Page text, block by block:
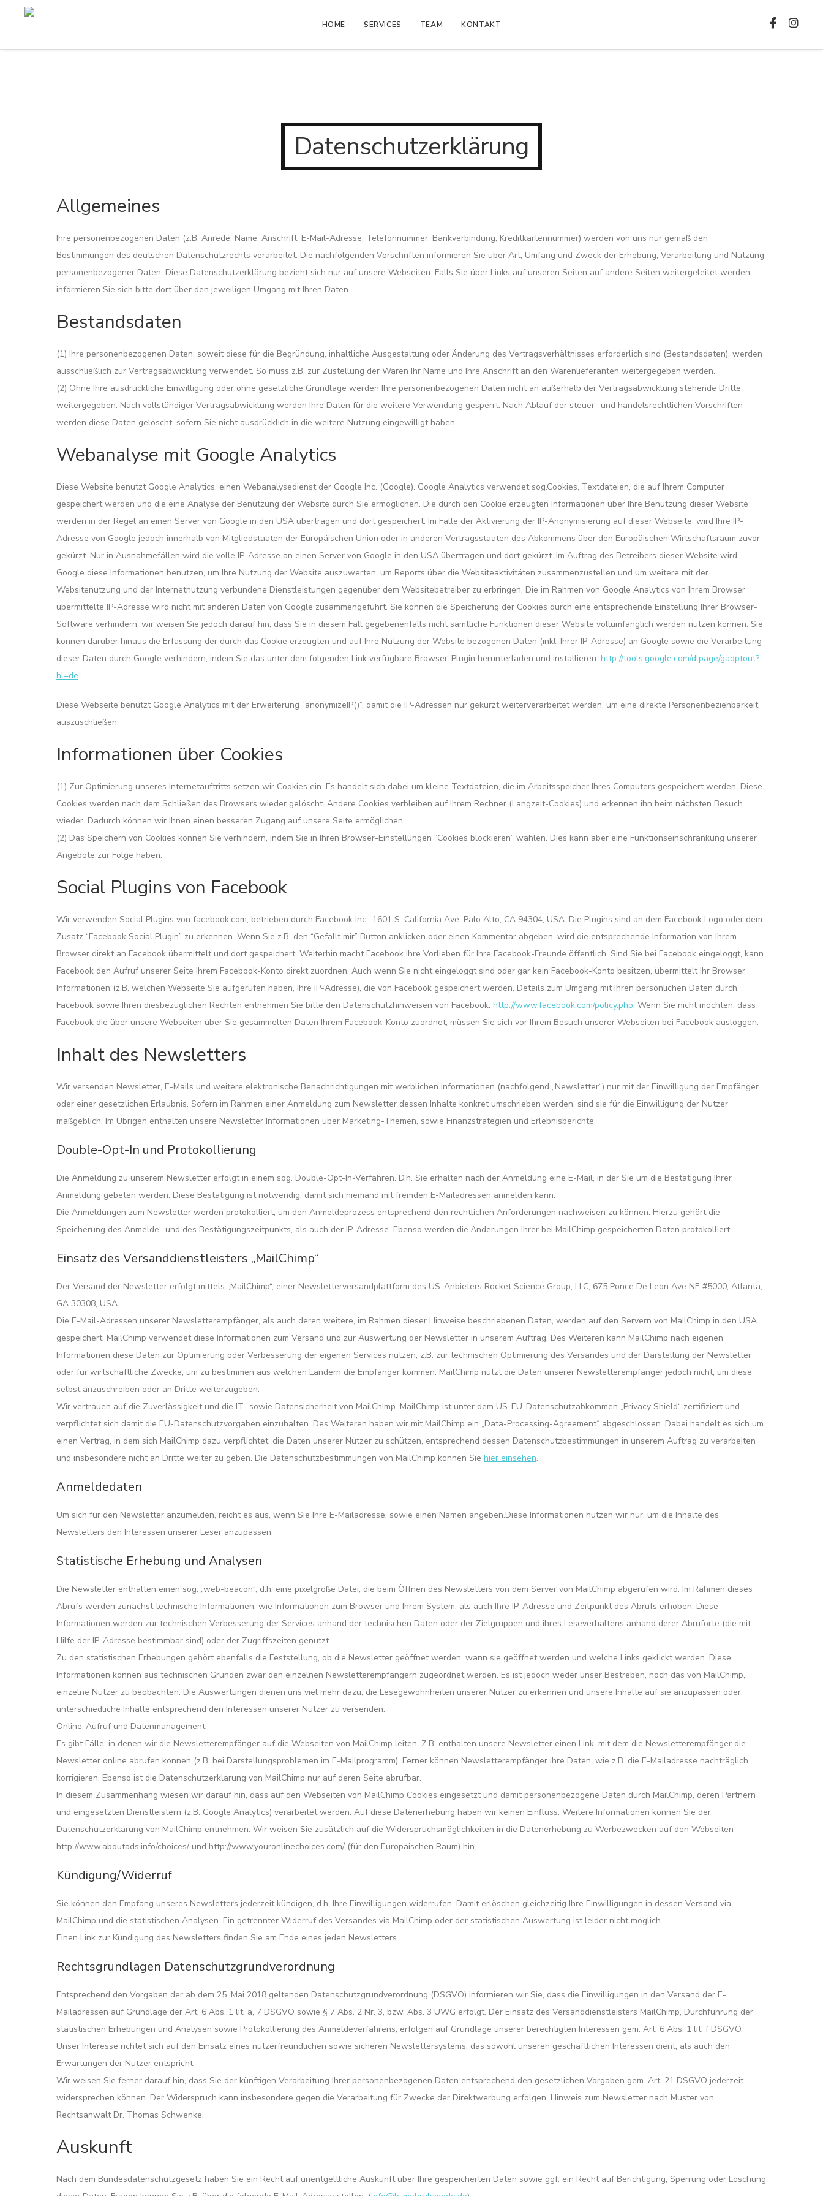
HOME SERVICES TEAM KONTAKT
Datenschutzerklärung
Allgemeines
Ihre personenbezogenen Daten (z.B. Anrede, Name, Anschrift, E-Mail-Adresse, Telefonnummer, Bankverbindung, Kreditkartennummer) werden von uns nur gemäß den
Bestimmungen des deutschen Datenschutzrechts verarbeitet. Die nachfolgenden Vorschriften informieren Sie über Art, Umfang und Zweck der Erhebung, Verarbeitung und Nutzung
personenbezogener Daten. Diese Datenschutzerklärung bezieht sich nur auf unsere Webseiten. Falls Sie über Links auf unseren Seiten auf andere Seiten weitergeleitet werden,
informieren Sie sich bitte dort über den jeweiligen Umgang mit Ihren Daten.
Bestandsdaten
(1) Ihre personenbezogenen Daten, soweit diese für die Begründung, inhaltliche Ausgestaltung oder Änderung des Vertragsverhältnisses erforderlich sind (Bestandsdaten), werden
ausschließlich zur Vertragsabwicklung verwendet. So muss z.B. zur Zustellung der Waren Ihr Name und Ihre Anschrift an den Warenlieferanten weitergegeben werden.
(2) Ohne Ihre ausdrückliche Einwilligung oder ohne gesetzliche Grundlage werden Ihre personenbezogenen Daten nicht an außerhalb der Vertragsabwicklung stehende Dritte
weitergegeben. Nach vollständiger Vertragsabwicklung werden Ihre Daten für die weitere Verwendung gesperrt. Nach Ablauf der steuer- und handelsrechtlichen Vorschriften
werden diese Daten gelöscht, sofern Sie nicht ausdrücklich in die weitere Nutzung eingewilligt haben.
Webanalyse mit Google Analytics
Diese Website benutzt Google Analytics, einen Webanalysedienst der Google Inc. (Google). Google Analytics verwendet sog.Cookies, Textdateien, die auf Ihrem Computer
gespeichert werden und die eine Analyse der Benutzung der Website durch Sie ermöglichen. Die durch den Cookie erzeugten Informationen über Ihre Benutzung dieser Website
werden in der Regel an einen Server von Google in den USA übertragen und dort gespeichert. Im Falle der Aktivierung der IP-Anonymisierung auf dieser Webseite, wird Ihre IP-
Adresse von Google jedoch innerhalb von Mitgliedstaaten der Europäischen Union oder in anderen Vertragsstaaten des Abkommens über den Europäischen Wirtschaftsraum zuvor
gekürzt. Nur in Ausnahmefällen wird die volle IP-Adresse an einen Server von Google in den USA übertragen und dort gekürzt. Im Auftrag des Betreibers dieser Website wird
Google diese Informationen benutzen, um Ihre Nutzung der Website auszuwerten, um Reports über die Websiteaktivitäten zusammenzustellen und um weitere mit der
Websitenutzung und der Internetnutzung verbundene Dienstleistungen gegenüber dem Websitebetreiber zu erbringen. Die im Rahmen von Google Analytics von Ihrem Browser
übermittelte IP-Adresse wird nicht mit anderen Daten von Google zusammengeführt. Sie können die Speicherung der Cookies durch eine entsprechende Einstellung Ihrer Browser-
Software verhindern; wir weisen Sie jedoch darauf hin, dass Sie in diesem Fall gegebenenfalls nicht sämtliche Funktionen dieser Website vollumfänglich werden nutzen können. Sie
können darüber hinaus die Erfassung der durch das Cookie erzeugten und auf Ihre Nutzung der Website bezogenen Daten (inkl. Ihrer IP-Adresse) an Google sowie die Verarbeitung
dieser Daten durch Google verhindern, indem Sie das unter dem folgenden Link verfügbare Browser-Plugin herunterladen und installieren: http://tools.google.com/dlpage/gaoptout?
hl=de
Diese Webseite benutzt Google Analytics mit der Erweiterung “anonymizeIP()”, damit die IP-Adressen nur gekürzt weiterverarbeitet werden, um eine direkte Personenbeziehbarkeit
auszuschließen.
Informationen über Cookies
(1) Zur Optimierung unseres Internetauftritts setzen wir Cookies ein. Es handelt sich dabei um kleine Textdateien, die im Arbeitsspeicher Ihres Computers gespeichert werden. Diese
Cookies werden nach dem Schließen des Browsers wieder gelöscht. Andere Cookies verbleiben auf Ihrem Rechner (Langzeit-Cookies) und erkennen ihn beim nächsten Besuch
wieder. Dadurch können wir Ihnen einen besseren Zugang auf unsere Seite ermöglichen.
(2) Das Speichern von Cookies können Sie verhindern, indem Sie in Ihren Browser-Einstellungen “Cookies blockieren” wählen. Dies kann aber eine Funktionseinschränkung unserer
Angebote zur Folge haben.
Social Plugins von Facebook
Wir verwenden Social Plugins von facebook.com, betrieben durch Facebook Inc., 1601 S. California Ave, Palo Alto, CA 94304, USA. Die Plugins sind an dem Facebook Logo oder dem
Zusatz “Facebook Social Plugin” zu erkennen. Wenn Sie z.B. den “Gefällt mir” Button anklicken oder einen Kommentar abgeben, wird die entsprechende Information von Ihrem
Browser direkt an Facebook übermittelt und dort gespeichert. Weiterhin macht Facebook Ihre Vorlieben für Ihre Facebook-Freunde öffentlich. Sind Sie bei Facebook eingeloggt, kann
Facebook den Aufruf unserer Seite Ihrem Facebook-Konto direkt zuordnen. Auch wenn Sie nicht eingeloggt sind oder gar kein Facebook-Konto besitzen, übermittelt Ihr Browser
Informationen (z.B. welchen Webseite Sie aufgerufen haben, Ihre IP-Adresse), die von Facebook gespeichert werden. Details zum Umgang mit Ihren persönlichen Daten durch
Facebook sowie Ihren diesbezüglichen Rechten entnehmen Sie bitte den Datenschutzhinweisen von Facebook: http://www.facebook.com/policy.php. Wenn Sie nicht möchten, dass
Facebook die über unsere Webseiten über Sie gesammelten Daten Ihrem Facebook-Konto zuordnet, müssen Sie sich vor Ihrem Besuch unserer Webseiten bei Facebook ausloggen.
Inhalt des Newsletters
Wir versenden Newsletter, E-Mails und weitere elektronische Benachrichtigungen mit werblichen Informationen (nachfolgend „Newsletter“) nur mit der Einwilligung der Empfänger
oder einer gesetzlichen Erlaubnis. Sofern im Rahmen einer Anmeldung zum Newsletter dessen Inhalte konkret umschrieben werden, sind sie für die Einwilligung der Nutzer
maßgeblich. Im Übrigen enthalten unsere Newsletter Informationen über Marketing-Themen, sowie Finanzstrategien und Erlebnisberichte.
Double-Opt-In und Protokollierung
Die Anmeldung zu unserem Newsletter erfolgt in einem sog. Double-Opt-In-Verfahren. D.h. Sie erhalten nach der Anmeldung eine E-Mail, in der Sie um die Bestätigung Ihrer
Anmeldung gebeten werden. Diese Bestätigung ist notwendig, damit sich niemand mit fremden E-Mailadressen anmelden kann.
Die Anmeldungen zum Newsletter werden protokolliert, um den Anmeldeprozess entsprechend den rechtlichen Anforderungen nachweisen zu können. Hierzu gehört die
Speicherung des Anmelde- und des Bestätigungszeitpunkts, als auch der IP-Adresse. Ebenso werden die Änderungen Ihrer bei MailChimp gespeicherten Daten protokolliert.
Einsatz des Versanddienstleisters „MailChimp“
Der Versand der Newsletter erfolgt mittels „MailChimp“, einer Newsletterversandplattform des US-Anbieters Rocket Science Group, LLC, 675 Ponce De Leon Ave NE #5000, Atlanta,
GA 30308, USA.
Die E-Mail-Adressen unserer Newsletterempfänger, als auch deren weitere, im Rahmen dieser Hinweise beschriebenen Daten, werden auf den Servern von MailChimp in den USA
gespeichert. MailChimp verwendet diese Informationen zum Versand und zur Auswertung der Newsletter in unserem Auftrag. Des Weiteren kann MailChimp nach eigenen
Informationen diese Daten zur Optimierung oder Verbesserung der eigenen Services nutzen, z.B. zur technischen Optimierung des Versandes und der Darstellung der Newsletter
oder für wirtschaftliche Zwecke, um zu bestimmen aus welchen Ländern die Empfänger kommen. MailChimp nutzt die Daten unserer Newsletterempfänger jedoch nicht, um diese
selbst anzuschreiben oder an Dritte weiterzugeben.
Wir vertrauen auf die Zuverlässigkeit und die IT- sowie Datensicherheit von MailChimp. MailChimp ist unter dem US-EU-Datenschutzabkommen „Privacy Shield“ zertifiziert und
verpflichtet sich damit die EU-Datenschutzvorgaben einzuhalten. Des Weiteren haben wir mit MailChimp ein „Data-Processing-Agreement“ abgeschlossen. Dabei handelt es sich um
einen Vertrag, in dem sich MailChimp dazu verpflichtet, die Daten unserer Nutzer zu schützen, entsprechend dessen Datenschutzbestimmungen in unserem Auftrag zu verarbeiten
und insbesondere nicht an Dritte weiter zu geben. Die Datenschutzbestimmungen von MailChimp können Sie hier einsehen.
Anmeldedaten
Um sich für den Newsletter anzumelden, reicht es aus, wenn Sie Ihre E-Mailadresse, sowie einen Namen angeben.Diese Informationen nutzen wir nur, um die Inhalte des
Newsletters den Interessen unserer Leser anzupassen.
Statistische Erhebung und Analysen
Die Newsletter enthalten einen sog. „web-beacon“, d.h. eine pixelgroße Datei, die beim Öffnen des Newsletters von dem Server von MailChimp abgerufen wird. Im Rahmen dieses
Abrufs werden zunächst technische Informationen, wie Informationen zum Browser und Ihrem System, als auch Ihre IP-Adresse und Zeitpunkt des Abrufs erhoben. Diese
Informationen werden zur technischen Verbesserung der Services anhand der technischen Daten oder der Zielgruppen und ihres Leseverhaltens anhand derer Abruforte (die mit
Hilfe der IP-Adresse bestimmbar sind) oder der Zugriffszeiten genutzt.
Zu den statistischen Erhebungen gehört ebenfalls die Feststellung, ob die Newsletter geöffnet werden, wann sie geöffnet werden und welche Links geklickt werden. Diese
Informationen können aus technischen Gründen zwar den einzelnen Newsletterempfängern zugeordnet werden. Es ist jedoch weder unser Bestreben, noch das von MailChimp,
einzelne Nutzer zu beobachten. Die Auswertungen dienen uns viel mehr dazu, die Lesegewohnheiten unserer Nutzer zu erkennen und unsere Inhalte auf sie anzupassen oder
unterschiedliche Inhalte entsprechend den Interessen unserer Nutzer zu versenden.
Online-Aufruf und Datenmanagement
Es gibt Fälle, in denen wir die Newsletterempfänger auf die Webseiten von MailChimp leiten. Z.B. enthalten unsere Newsletter einen Link, mit dem die Newsletterempfänger die
Newsletter online abrufen können (z.B. bei Darstellungsproblemen im E-Mailprogramm). Ferner können Newsletterempfänger ihre Daten, wie z.B. die E-Mailadresse nachträglich
korrigieren. Ebenso ist die Datenschutzerklärung von MailChimp nur auf deren Seite abrufbar.
In diesem Zusammenhang wiesen wir darauf hin, dass auf den Webseiten von MailChimp Cookies eingesetzt und damit personenbezogene Daten durch MailChimp, deren Partnern
und eingesetzten Dienstleistern (z.B. Google Analytics) verarbeitet werden. Auf diese Datenerhebung haben wir keinen Einfluss. Weitere Informationen können Sie der
Datenschutzerklärung von MailChimp entnehmen. Wir weisen Sie zusätzlich auf die Widerspruchsmöglichkeiten in die Datenerhebung zu Werbezwecken auf den Webseiten
http://www.aboutads.info/choices/ und http://www.youronlinechoices.com/ (für den Europäischen Raum) hin.
Kündigung/Widerruf
Sie können den Empfang unseres Newsletters jederzeit kündigen, d.h. Ihre Einwilligungen widerrufen. Damit erlöschen gleichzeitig Ihre Einwilligungen in dessen Versand via
MailChimp und die statistischen Analysen. Ein getrennter Widerruf des Versandes via MailChimp oder der statistischen Auswertung ist leider nicht möglich.
Einen Link zur Kündigung des Newsletters finden Sie am Ende eines jeden Newsletters.
Rechtsgrundlagen Datenschutzgrundverordnung
Entsprechend den Vorgaben der ab dem 25. Mai 2018 geltenden Datenschutzgrundverordnung (DSGVO) informieren wir Sie, dass die Einwilligungen in den Versand der E-
Mailadressen auf Grundlage der Art. 6 Abs. 1 lit. a, 7 DSGVO sowie § 7 Abs. 2 Nr. 3, bzw. Abs. 3 UWG erfolgt. Der Einsatz des Versanddienstleisters MailChimp, Durchführung der
statistischen Erhebungen und Analysen sowie Protokollierung des Anmeldeverfahrens, erfolgen auf Grundlage unserer berechtigten Interessen gem. Art. 6 Abs. 1 lit. f DSGVO.
Unser Interesse richtet sich auf den Einsatz eines nutzerfreundlichen sowie sicheren Newslettersystems, das sowohl unseren geschäftlichen Interessen dient, als auch den
Erwartungen der Nutzer entspricht.
Wir weisen Sie ferner darauf hin, dass Sie der künftigen Verarbeitung Ihrer personenbezogenen Daten entsprechend den gesetzlichen Vorgaben gem. Art. 21 DSGVO jederzeit
widersprechen können. Der Widerspruch kann insbesondere gegen die Verarbeitung für Zwecke der Direktwerbung erfolgen. Hinweis zum Newsletter nach Muster von
Rechtsanwalt Dr. Thomas Schwenke.
Auskunft
Nach dem Bundesdatenschutzgesetz haben Sie ein Recht auf unentgeltliche Auskunft über Ihre gespeicherten Daten sowie ggf. ein Recht auf Berichtigung, Sperrung oder Löschung